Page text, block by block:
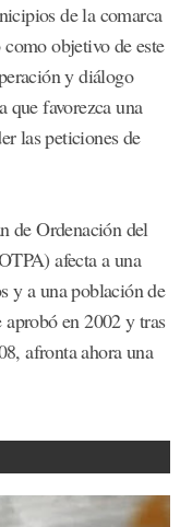
de la comarca
objetivo de este
y diálogo
que favorezca una
las peticiones de
de Ordenación del
afecta a una
y a una población de
en 2002 y tras
afronta ahora una